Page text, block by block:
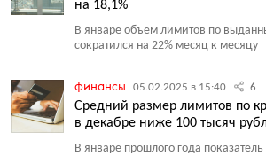
на 18,1%
В январе объем лимитов по
сократился на 22% месяц к месяцу
финансы 05.02.2025 в 15:40 6
Cредний размер лимитов по
в декабре ниже 100 тысяч
В январе прошлого года